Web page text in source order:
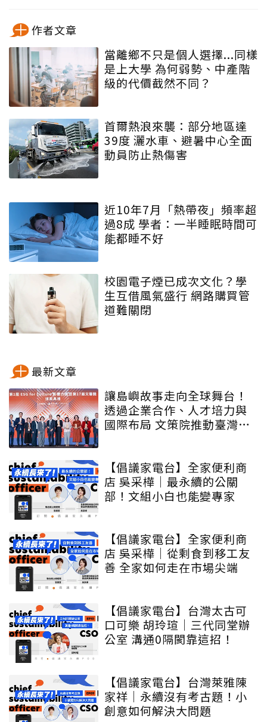
作者文章
當離鄉不只是個人選擇...同樣
是上大學 為何弱勢、中產階
級的代價截然不同？
首爾熱浪來襲：部分地區達
39度 灑水車、避暑中心全面
動員防止熱傷害
近10年7月「熱帶夜」頻率超
過8成 學者：一半睡眠時間可
能都睡不好
校園電子煙已成次文化？學
生互借風氣盛行 網路購買管
道難關閉
最新文章
讓島嶼故事走向全球舞台！
透過企業合作、人才培力與
國際布局 文策院推動臺灣文
【倡議家電台】全家便利商
店 吳采樺｜最永續的公關
部！文組小白也能變專家
【倡議家電台】全家便利商
店 吳采樺｜從剩食到移工友
善 全家如何走在市場尖端
【倡議家電台】台灣太古可
口可樂 胡玲瑄｜三代同堂辦
公室 溝通0隔閡靠這招！
【倡議家電台】台灣萊雅陳
家祥｜永續沒有考古題！小
創意如何解決大問題